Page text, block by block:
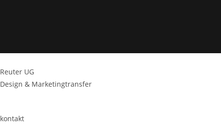
Reuter UG
Design & Marketingtransfer
kontakt